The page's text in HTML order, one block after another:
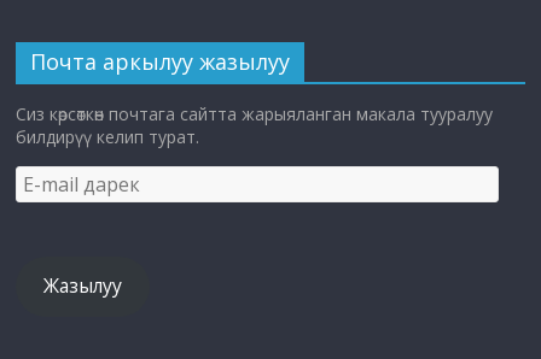
Почта аркылуу жазылуу
Сиз көрсөткөн почтага сайтта жарыяланган макала тууралуу
билдирүү келип турат.
E-
mail
Жазылуу